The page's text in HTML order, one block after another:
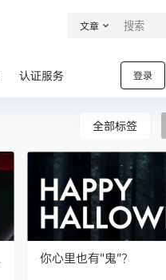
文章
登录
认证服务
全部标签
你心里也有“鬼”？